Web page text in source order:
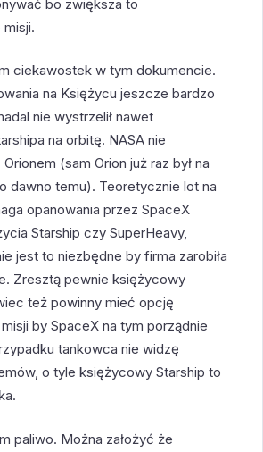
bo zwiększa to
ciekawostek w tym dokumencie.
na Księżycu jeszcze bardzo
nie wystrzelił nawet
na orbitę. NASA nie
(sam Orion już raz był na
dawno temu). Teoretycznie lot na
opanowania przez SpaceX
Starship czy SuperHeavy,
jest to niezbędne by firma zarobiła
Zresztą pewnie księżycowy
też powinny mieć opcję
by SpaceX na tym porządnie
tankowca nie widzę
o tyle księżycowy Starship to
paliwo. Można założyć że